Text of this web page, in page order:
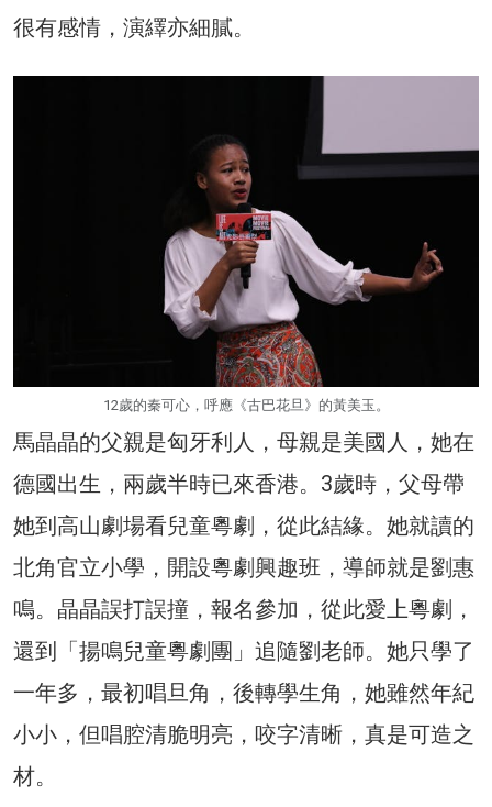
很有感情，演繹亦細膩。
12歲的秦可心，呼應《古巴花旦》的黃美玉。
馬晶晶的父親是匈牙利人，母親是美國人，她在
德國出生，兩歲半時已來香港。3歲時，父母帶
她到高山劇場看兒童粵劇，從此結緣。她就讀的
北角官立小學，開設粵劇興趣班，導師就是劉惠
鳴。晶晶誤打誤撞，報名參加，從此愛上粵劇，
還到「揚鳴兒童粵劇團」追隨劉老師。她只學了
一年多，最初唱旦角，後轉學生角，她雖然年紀
小小，但唱腔清脆明亮，咬字清晰，真是可造之
材。